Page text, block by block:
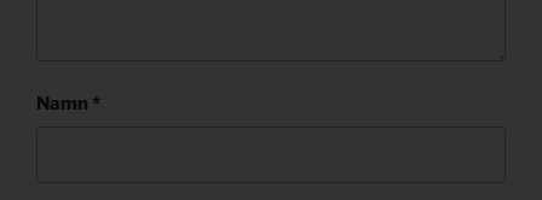
Namn *